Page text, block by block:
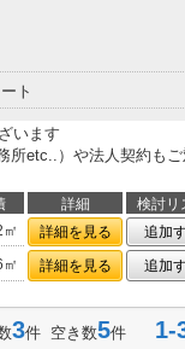
ト
います
所etc..）や法人契約も
詳細
検討リ
詳細を見る
追加
詳細を見る 追加
3件 空き数5件 1-